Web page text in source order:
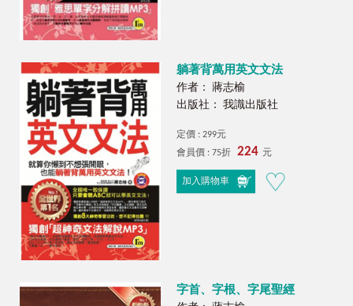
躺著背萬用英文文法
作者： 蔣志榆
出版社： 我識出版社
定價 : 299元
會員價 : 75折
224 元
加入購物車
字首、字根、字尾聖經